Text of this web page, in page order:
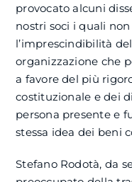
provocato alcuni
nostri soci i quali
l’imprescindibilità
organizzazione che
a favore del più
costituzionale e dei
persona presente e
stessa idea dei beni
Stefano Rodotà, da